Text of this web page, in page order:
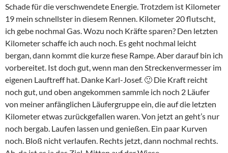
Schade für die verschwendete Energie. Trotzdem ist Kilometer
19 mein schnellster in diesem Rennen. Kilometer 20 flutscht,
ich gebe nochmal Gas. Wozu noch Kräfte sparen? Den letzten
Kilometer schaffe ich auch noch. Es geht nochmal leicht
bergan, dann kommt die kurze fiese Rampe. Aber darauf bin ich
vorbereitet. Ist doch gut, wenn man den Streckenvermesser im
eigenen Lauftreff hat. Danke Karl-Josef. 🙂 Die Kraft reicht
noch gut, und oben angekommen sammle ich noch 2 Läufer
von meiner anfänglichen Läufergruppe ein, die auf die letzten
Kilometer etwas zurückgefallen waren. Von jetzt an geht’s nur
noch bergab. Laufen lassen und genießen. Ein paar Kurven
noch. Bloß nicht verlaufen. Rechts jetzt, dann nochmal rechts.